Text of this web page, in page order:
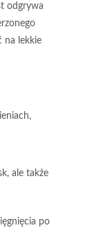
odgrywa
na lekkie
ale także
po